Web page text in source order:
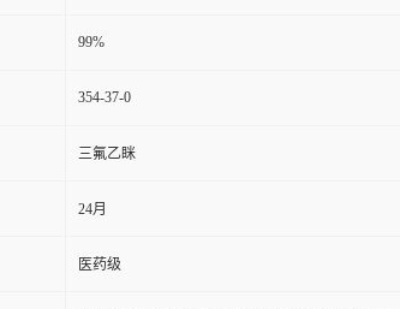
99%
354-37-0
三氟乙眯
24月
医药级